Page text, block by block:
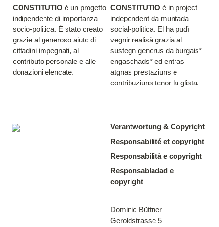
CONSTITUTIO è un progetto
indipendente di importanza
socio-politica. È stato creato
grazie al generoso aiuto di
cittadini impegnati, al
contributo personale e alle
donazioni elencate.
CONSTITUTIO è in project
independent da muntada
social-politica. El ha pudì
vegnir realisà grazia al
sustegn generus da burgais*
engaschads* ed entras
atgnas prestaziuns e
contribuziuns tenor la glista.
Verantwortung & Copyright
Responsabilité et copyright
Responsabilità e copyright
Responsabladad e
copyright
Dominic Büttner
Geroldstrasse 5